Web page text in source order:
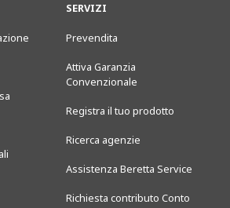
SERVIZI
Prevendita
Attiva Garanzia
Convenzionale
Registra il tuo prodotto
Ricerca agenzie
Assistenza Beretta Service
Richiesta contributo Conto